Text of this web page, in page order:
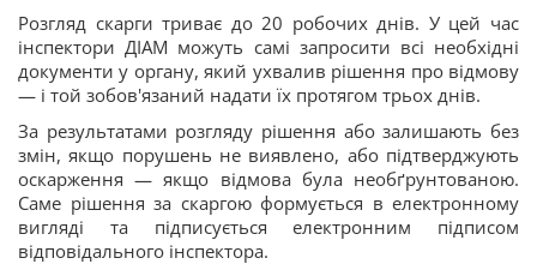
Розгляд скарги триває до 20 робочих днів. У цей час
інспектори ДІАМ можуть самі запросити всі необхідні
документи у органу, який ухвалив рішення про відмову
— і той зобов'язаний надати їх протягом трьох днів.
За результатами розгляду рішення або залишають без
змін, якщо порушень не виявлено, або підтверджують
оскарження — якщо відмова була необґрунтованою.
Саме рішення за скаргою формується в електронному
вигляді та підписується електронним підписом
відповідального інспектора.